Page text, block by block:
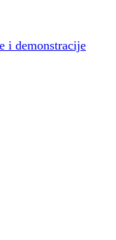
i demonstracije